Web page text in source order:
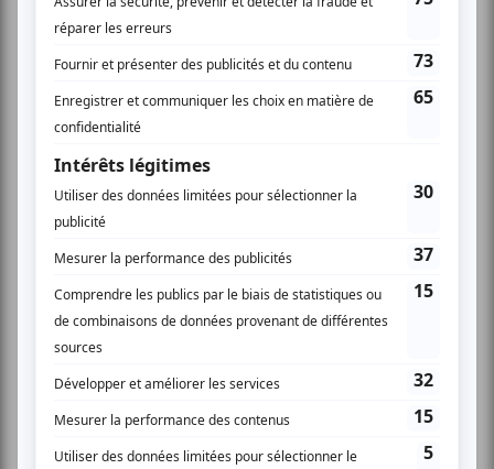
www.myspace.com/stereoptik